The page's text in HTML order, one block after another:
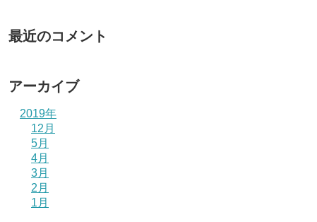
最近のコメント
アーカイブ
2019年
12月
5月
4月
3月
2月
1月